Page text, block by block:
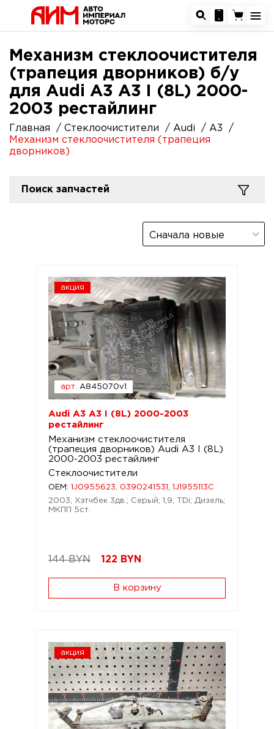
Механизм стеклоочистителя
(трапеция дворников) б/у
для Audi A3 A3 I (8L) 2000-
2003 рестайлинг
Главная Стеклоочистители Audi
A3
Механизм стеклоочистителя (трапеция
дворников)
Поиск запчастей
Сначала новые
акция
арт. A845070v1
Audi A3 A3 I (8L) 2000-2003
рестайлинг
Механизм стеклоочистителя
(трапеция дворников) Audi A3 I (8L)
2000-2003 рестайлинг
Стеклоочистители
OEM: 1J0955623, 0390241531, 1J1955113C
2003; Хэтчбек 3дв.; Серый; 1,9; TDi; Дизель;
МКПП 5ст.
144 BYN 122 BYN
В корзину
акция